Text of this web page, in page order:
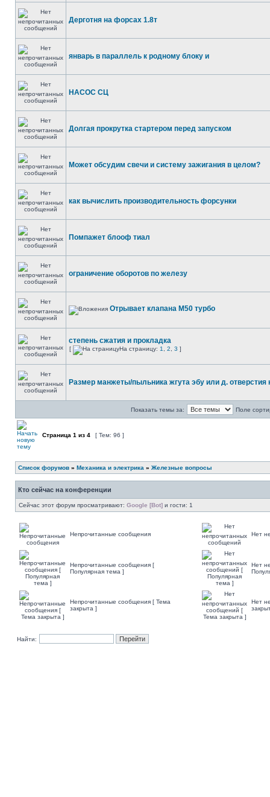
Дерготня на форсах 1.8т
январь в параллель к родному блоку и
НАСОС СЦ
Долгая прокрутка стартером перед запуском
Может обсудим свечи и систему зажигания в целом?
как вычислить производительность форсунки
Помпажет блооф тиал
ограничение оборотов по железу
Отрывает клапана М50 турбо
степень сжатия и прокладка
[ На страницу: 1 2 3 ]
Размер манжеты/пыльника жгута эбу или д. отверстия
Показать темы за: Поле
Страница 1 из 4 [ Тем: 96 ]
Список форумов » Механика и электрика » Железные вопросы
Кто сейчас на конференции
Сейчас этот форум просматривают: Google [Bot] и гости: 1
Непрочитанные сообщения Нет
Непрочитанные сообщения [
Популярная тема ]
Нет
Непрочитанные сообщения [ Тема
закрыта ]
Нет
Найти: